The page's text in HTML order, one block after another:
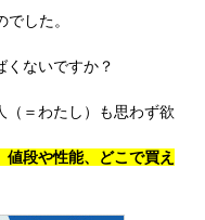
した。
くないですか？
（＝わたし）も思わず欲
段や性能、どこで買え